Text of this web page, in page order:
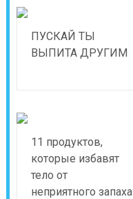
ПУСКАЙ ТЫ
ВЫПИТА ДРУГИМ
11 продуктов,
которые избавят
тело от
неприятного запаха